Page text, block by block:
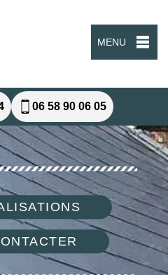
MENU
06 58 90 06 05